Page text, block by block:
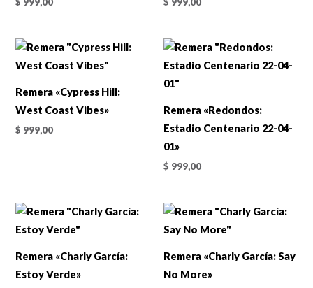
$ 999,00 $ 999,00
Remera «Cypress Hill:
West Coast Vibes»
$ 999,00
Remera «Redondos:
Estadio Centenario 22-04-
01»
$ 999,00
Remera «Charly García:
Estoy Verde»
Remera «Charly García: Say
No More»